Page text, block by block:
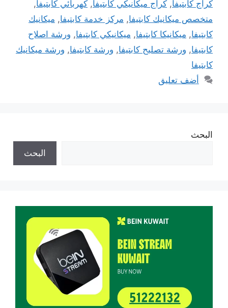
كراج كابتيفا, كراج ميكانيكي كابتيفا, كهربائي كابتيفا,
متخصص ميكانيك كابتيفا, مركز خدمة كابتيفا, ميكانيك
كابتيفا, ميكانيكا كابتيفا, ميكانيكي كابتيفا, ورشة اصلاح
كابتيفا, ورشة تصليح كابتيفا, ورشة كابتيفا, ورشة ميكانيك
كابتيفا
أضف تعليق
البحث
البحث